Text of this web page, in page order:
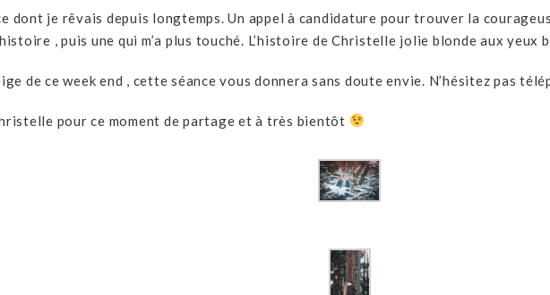
dont je rêvais depuis longtemps. Un appel à candidature pour trouver la
, puis une qui m’a plus touché. L’histoire de Christelle jolie blonde aux yeux
de ce week end , cette séance vous donnera sans doute envie. N’hésitez pas
pour ce moment de partage et à très bientôt